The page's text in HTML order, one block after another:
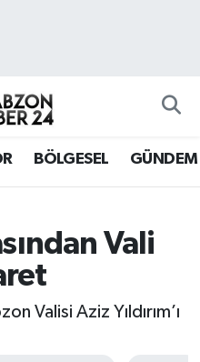
BÖLGESEL GÜNDEM
Vali
Valisi Aziz Yıldırım’ı
ve Fikstür